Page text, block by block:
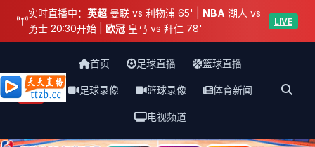
实时直播中： 英超 曼联 vs 利物浦 65' | NBA 湖人 vs
勇士 20:30开始 | 欧冠 皇马 vs 拜仁 78'
LIVE
天天直播网
首页 足球直播 篮球直播
足球录像 篮球录像 体育新闻
电视频道